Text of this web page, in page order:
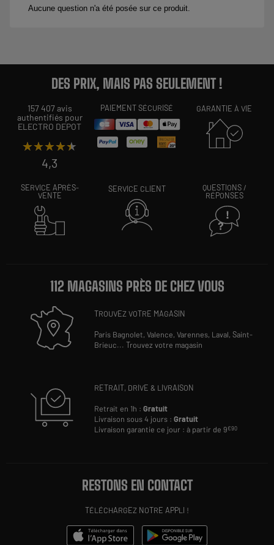
DES PRIX, MAIS PAS SEULEMENT !
157 407 avis
authentifiés pour
ELECTRO DEPOT
★★★★★
★★★★★
4,3
PAIEMENT SÉCURISÉ GARANTIE À VIE
SERVICE APRÈS-
VENTE
SERVICE CLIENT
QUESTIONS /
RÉPONSES
112 MAGASINS PRÈS DE CHEZ VOUS
TROUVEZ VOTRE MAGASIN
Paris Bagnolet,Valence,Varennes, Laval,Saint-
Brieuc...Trouvez votre magasin
RETRAIT, DRIVE & LIVRAISON
Retrait en 1h :Gratuit
Livraison sous 4 jours :Gratuit
Livraison garantie ce jour : à partir de 9€90
RESTONS EN CONTACT
TÉLÉCHARGEZ NOTRE APPLI !